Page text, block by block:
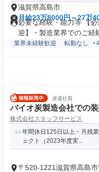
滋賀県高島市
月給23万8000円～27万
必要な経験・能力等 【
迎】・製造業界でのご経
業界未経験歓迎 転勤なし
派遣社員
バイオ炭製造会社での
株式会社スタッフサービス
年間休日125日以上・月残
ェクト（2023年度実...
〒520-1221滋賀県高島